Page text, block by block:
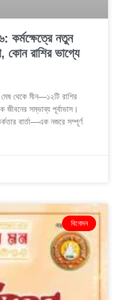
নতুন
কোন রাশির ভাগ্যে
থেকে মীন—১২টি রাশির
জীবনের সম্ভাব্য পূর্বাভাস।
বার্তা—এক নজরে সম্পূর্ণ
বিনোদন